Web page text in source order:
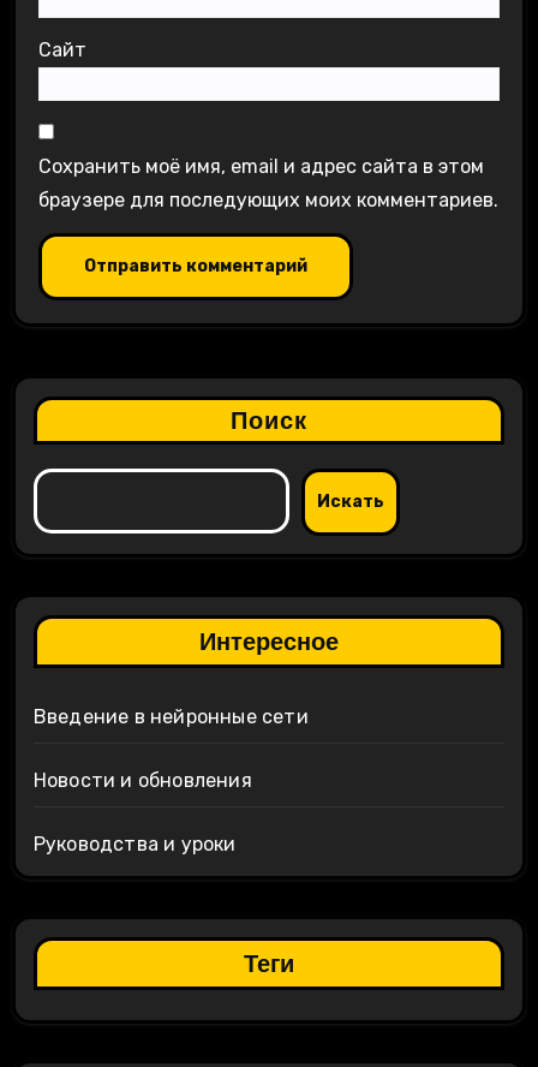
Сайт
Сохранить моё имя, email и адрес сайта в этом
браузере для последующих моих комментариев.
Поиск
Искать
Интересное
Введение в нейронные сети
Новости и обновления
Руководства и уроки
Теги